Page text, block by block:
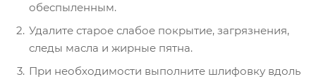
обеспыленным.
Удалите старое слабое покрытие, загрязнения,
следы масла и жирные пятна.
При необходимости выполните шлифовку вдоль